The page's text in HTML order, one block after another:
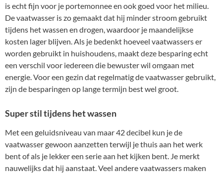
is echt fijn voor je portemonnee en ook goed voor het milieu.
De vaatwasser is zo gemaakt dat hij minder stroom gebruikt
tijdens het wassen en drogen, waardoor je maandelijkse
kosten lager blijven. Als je bedenkt hoeveel vaatwassers er
worden gebruikt in huishoudens, maakt deze besparing echt
een verschil voor iedereen die bewuster wil omgaan met
energie. Voor een gezin dat regelmatig de vaatwasser gebruikt,
zijn de besparingen op lange termijn best wel groot.
Super stil tijdens het wassen
Met een geluidsniveau van maar 42 decibel kun je de
vaatwasser gewoon aanzetten terwijl je thuis aan het werk
bent of als je lekker een serie aan het kijken bent. Je merkt
nauwelijks dat hij aanstaat. Veel andere vaatwassers maken